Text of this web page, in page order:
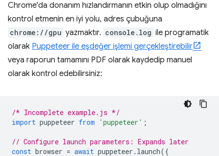
Chrome'da donanım hızlandırmanın etkin olup olmadığını
kontrol etmenin en iyi yolu, adres çubuğuna
chrome://gpu yazmaktır. console.log ile programatik
olarak Puppeteer ile eşdeğer işlemi gerçekleştirebilir
veya raporun tamamını PDF olarak kaydedip manuel
olarak kontrol edebilirsiniz:
/* Incomplete example.js */
import puppeteer from 'puppeteer' ;
// Configure launch parameters: Expands later
const browser = await puppeteer . launch({